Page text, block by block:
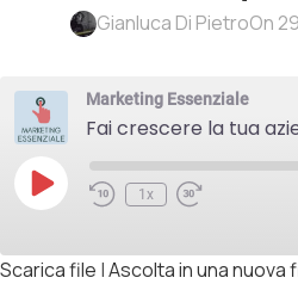
Gianluca Di PietroOn
Marketing Essenziale
1x
Scarica file |Ascolta in una nuova